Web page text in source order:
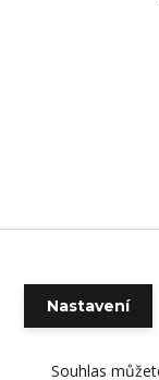
Vytvořeno na
Nastavení
Souhlas